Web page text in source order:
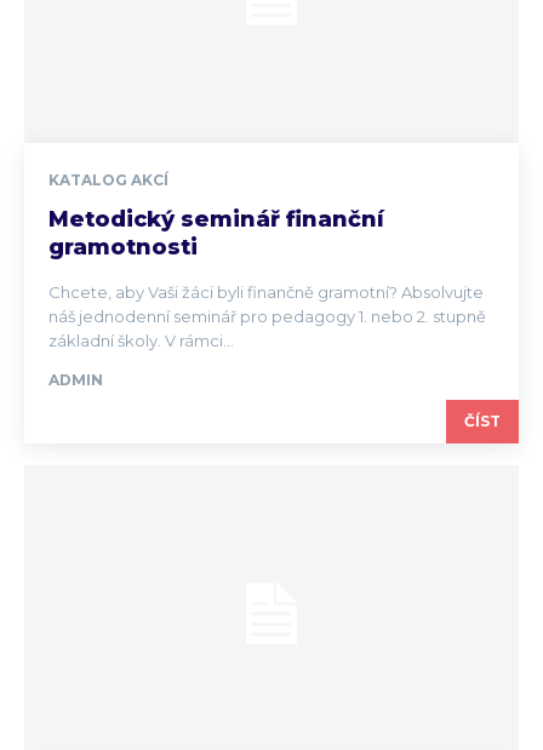
KATALOG AKCÍ
Metodický seminář finanční
gramotnosti
Chcete, aby Vaši žáci byli finančně gramotní? Absolvujte
náš jednodenní seminář pro pedagogy 1. nebo 2. stupně
základní školy. V rámci...
ADMIN
ČÍST